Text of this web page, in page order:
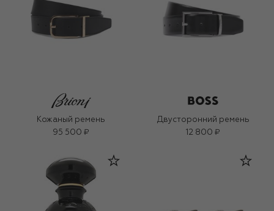
Кожаный ремень
95 500 ₽
Двусторонний ремень
12 800 ₽